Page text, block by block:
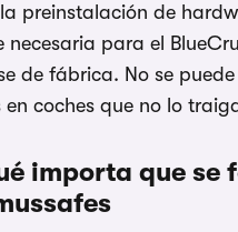
preinstalación de
necesaria para el
de fábrica. No se
en coches que no lo
importa que se